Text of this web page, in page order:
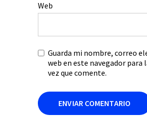
Web
Guarda mi nombre, correo
web en este navegador para
vez que comente.